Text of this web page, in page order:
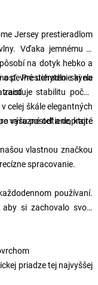
Jersey prestieradlom
Vďaka jemnému a
na dotyk hebko a
Prestieradlo skvele
pevné uchytenie aj na
stabilitu počas
celej škále elegantných
výrazné odtiene, ktoré
vašu posteľ a doprajte
vlastnou značkou
spracovanie.
používaní.
si zachovalo svoje
priadze tej najvyššej